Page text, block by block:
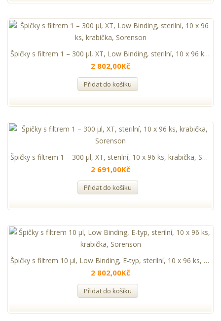
Špičky s filtrem 1 – 300 µl, XT, Low Binding, sterilní, 10 x 96 ks, krabička, Sorenson
2 802,00Kč
Přidat do košíku
Špičky s filtrem 1 – 300 µl, XT, sterilní, 10 x 96 ks, krabička, Sorenson
2 691,00Kč
Přidat do košíku
Špičky s filtrem 10 µl, Low Binding, E-typ, sterilní, 10 x 96 ks, krabička, Sorenson
2 802,00Kč
Přidat do košíku